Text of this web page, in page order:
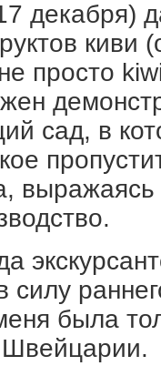
декабря)
киви
просто
сад, в
выражаясь
силу
была